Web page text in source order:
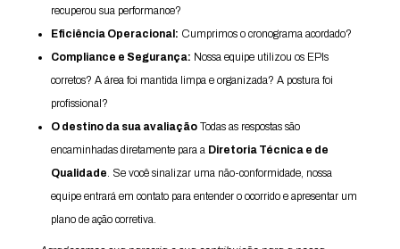
recuperou sua performance?
Eficiência Operacional: Cumprimos o cronograma acordado?
Compliance e Segurança: Nossa equipe utilizou os EPIs
corretos? A área foi mantida limpa e organizada? A postura foi
profissional?
O destino da sua avaliaçãoTodas as respostas são
encaminhadas diretamente para a Diretoria Técnica e de
Qualidade . Se você sinalizar uma não-conformidade, nossa
equipe entrará em contato para entender o ocorrido e apresentar um
plano de ação corretiva.